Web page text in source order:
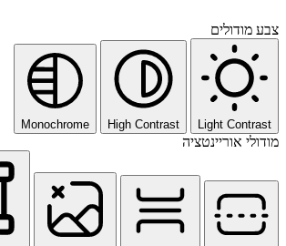
צבע מודולים
Light Contrast
High Contrast
Monochrome
מודולי אוריינטציה